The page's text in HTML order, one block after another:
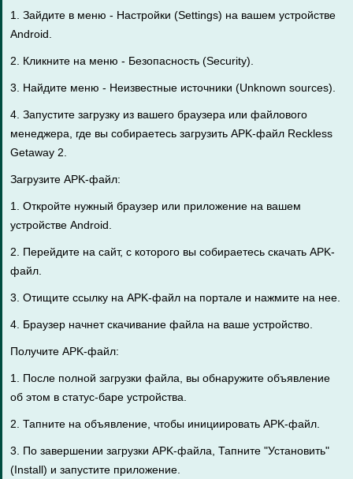
1. Зайдите в меню - Настройки (Settings) на вашем устройстве
Android.
2. Кликните на меню - Безопасность (Security).
3. Найдите меню - Неизвестные источники (Unknown sources).
4. Запустите загрузку из вашего браузера или файлового
менеджера, где вы собираетесь загрузить APK-файл Reckless
Getaway 2.
Загрузите APK-файл:
1. Откройте нужный браузер или приложение на вашем
устройстве Android.
2. Перейдите на сайт, с которого вы собираетесь скачать APK-
файл.
3. Отищите ссылку на APK-файл на портале и нажмите на нее.
4. Браузер начнет скачивание файла на ваше устройство.
Получите APK-файл:
1. После полной загрузки файла, вы обнаружите объявление
об этом в статус-баре устройства.
2. Тапните на объявление, чтобы инициировать APK-файл.
3. По завершении загрузки APK-файла, Тапните "Установить"
(Install) и запустите приложение.